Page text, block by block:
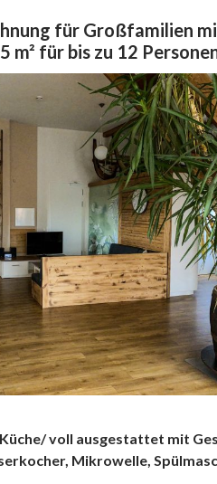
für Großfamilien
m² für bis zu 12
voll ausgestattet mit
Mikrowelle,